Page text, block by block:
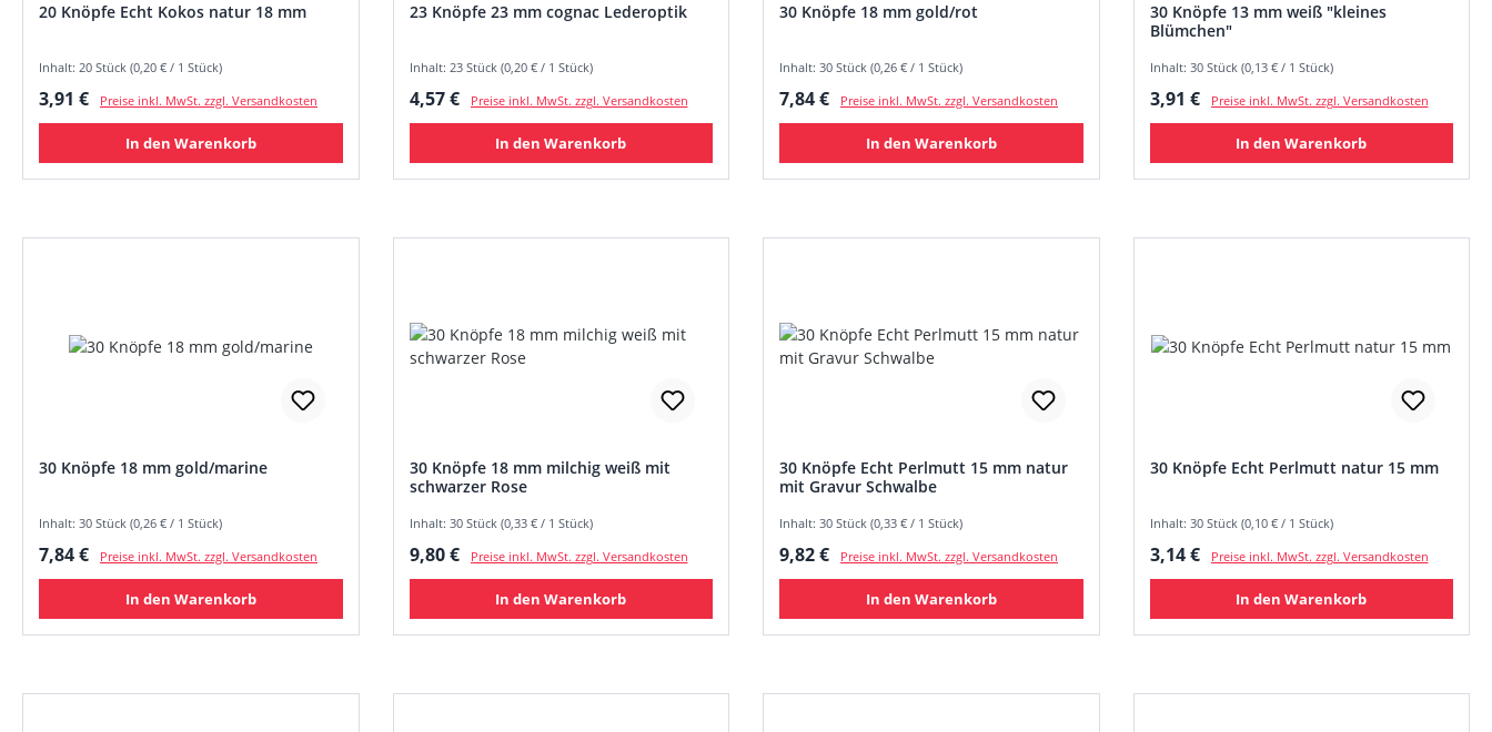
20 Knöpfe Echt Kokos natur 18 mm
Inhalt: 20 Stück (0,20 € / 1 Stück)
Regulärer Preis:
3,91 € Preise inkl. MwSt. zzgl. Versandkosten
In den Warenkorb
23 Knöpfe 23 mm cognac Lederoptik
Inhalt: 23 Stück (0,20 € / 1 Stück)
Regulärer Preis:
4,57 € Preise inkl. MwSt. zzgl. Versandkosten
In den Warenkorb
30 Knöpfe 18 mm gold/rot
Inhalt: 30 Stück (0,26 € / 1 Stück)
Regulärer Preis:
7,84 € Preise inkl. MwSt. zzgl. Versandkosten
In den Warenkorb
30 Knöpfe 13 mm weiß "kleines
Blümchen"
Inhalt: 30 Stück (0,13 € / 1 Stück)
Regulärer Preis:
3,91 € Preise inkl. MwSt. zzgl. Versandkosten
In den Warenkorb
30 Knöpfe 18 mm gold/marine
Inhalt: 30 Stück (0,26 € / 1 Stück)
Regulärer Preis:
7,84 € Preise inkl. MwSt. zzgl. Versandkosten
In den Warenkorb
30 Knöpfe 18 mm milchig weiß mit
schwarzer Rose
Inhalt: 30 Stück (0,33 € / 1 Stück)
Regulärer Preis:
9,80 € Preise inkl. MwSt. zzgl. Versandkosten
In den Warenkorb
30 Knöpfe Echt Perlmutt 15 mm natur
mit Gravur Schwalbe
Inhalt: 30 Stück (0,33 € / 1 Stück)
Regulärer Preis:
9,82 € Preise inkl. MwSt. zzgl. Versandkosten
In den Warenkorb
30 Knöpfe Echt Perlmutt natur 15 mm
Inhalt: 30 Stück (0,10 € / 1 Stück)
Regulärer Preis:
3,14 € Preise inkl. MwSt. zzgl. Versandkosten
In den Warenkorb